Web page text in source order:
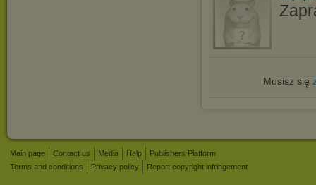
Musisz się
Main page Contact us Media Help
Publishers Platform
Terms and conditions
Privacy policy Report copyright infringement